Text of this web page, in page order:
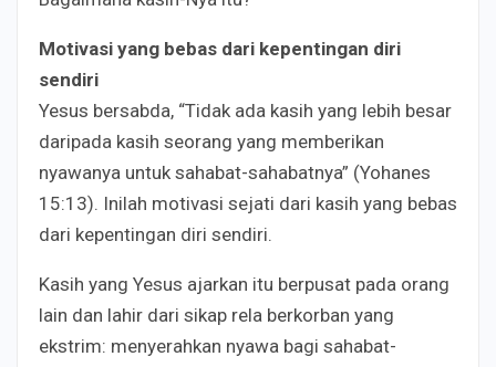
Motivasi yang bebas dari kepentingan diri
sendiri
Yesus bersabda, “Tidak ada kasih yang lebih besar
daripada kasih seorang yang memberikan
nyawanya untuk sahabat-sahabatnya” (Yohanes
15:13). Inilah motivasi sejati dari kasih yang bebas
dari kepentingan diri sendiri.
Kasih yang Yesus ajarkan itu berpusat pada orang
lain dan lahir dari sikap rela berkorban yang
ekstrim: menyerahkan nyawa bagi sahabat-